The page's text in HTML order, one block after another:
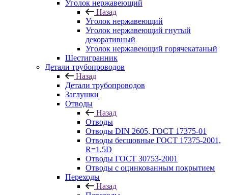
Уголок нержавеющий
Назад
Уголок нержавеющий
Уголок нержавеющий гнутый
декоративный
Уголок нержавеющий горячекатаный
Шестигранник
Детали трубопроводов
Назад
Детали трубопроводов
Заглушки
Отводы
Назад
Отводы
Отводы DIN 2605, ГОСТ 17375-01
Отводы бесшовные ГОСТ 17375-2001,
R=1,5D
Отводы ГОСТ 30753-2001
Отводы с оцинкованным покрытием
Переходы
Назад